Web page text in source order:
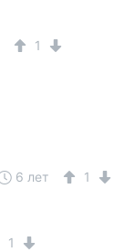
1
6 лет 1
1